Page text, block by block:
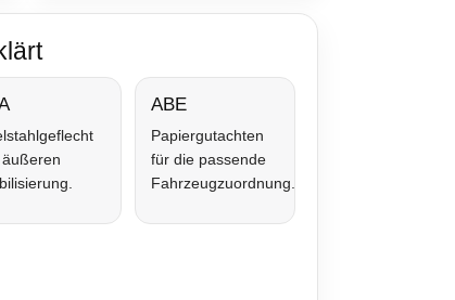
ABE
Papiergutachten
für die passende
Fahrzeugzuordnung.